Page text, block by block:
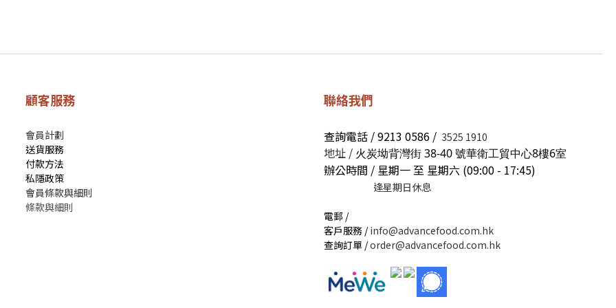
顧客服務
會員計劃
送貨服務
付款方法
私隱政策
會員條款與細則
條款與細則
聯絡我們
查詢電話 / 9213 0586 / 3525 1910
地址 / 火炭坳背灣街 38-40 號華衛工貿中心8樓6室
辦公時間 / 星期一 至 星期六 (09:00 - 17:45)
逢星期日休息
電郵 /
客戶服務 /info@advancefood.com.hk
查詢訂單 /order@advancefood.com.hk